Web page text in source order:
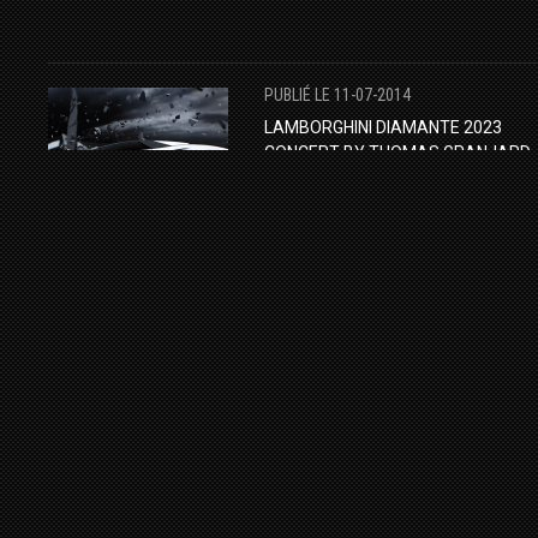
PUBLIÉ LE 11-07-2014
LAMBORGHINI DIAMANTE 2023
CONCEPT BY THOMAS GRANJARD.
EUROPE
LAMBORGHINI
CONCEPT-H
CONCEPT-CARS
PUBLIÉ LE 01-03-2014
MASERARI MC13 BY EVREN
CONCEPT-H
CONCEPT-CARS
MASERATI
AUTOMOTIVE DESIGN
PUBLIÉ LE 22-02-2014
BUGATTI GRAND COLOMBIER BY
ONDREJ JIREC